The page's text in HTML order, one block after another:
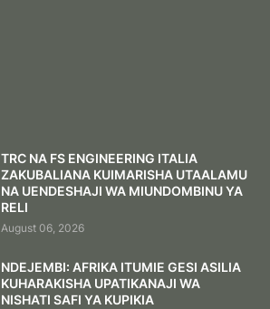
TRC NA FS ENGINEERING ITALIA
ZAKUBALIANA KUIMARISHA UTAALAMU
NA UENDESHAJI WA MIUNDOMBINU YA
RELI
August 06, 2026
NDEJEMBI: AFRIKA ITUMIE GESI ASILIA
KUHARAKISHA UPATIKANAJI WA
NISHATI SAFI YA KUPIKIA